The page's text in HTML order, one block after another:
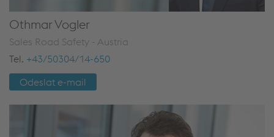
Othmar Vogler
Sales Road Safety - Austria
Tel. +43/50304/14-650
Odeslat e-mail